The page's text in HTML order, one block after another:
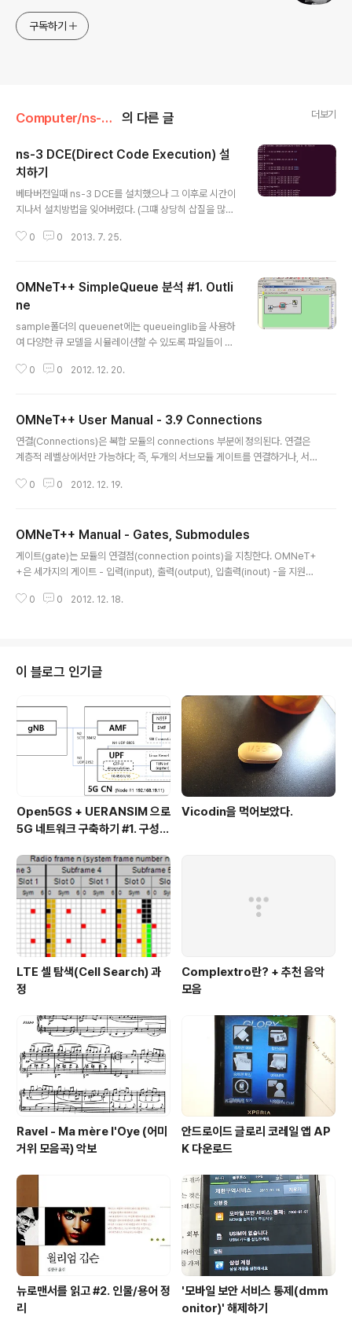
구독하기
Computer/ns-3/OMNeT++ 의 다른 글 더보기
ns-3 DCE(Direct Code Execution) 설
치하기
베타버전일때 ns-3 DCE를 설치했으나 그 이후로 시간이
지나서 설치방법을 잊어버렸다. (그떄 상당히 삽질을 많이
리고 특수하게 설정해놓아 나에게만 오류가 발생하는줄 알
E(Direct Code Execution)이 편입되었는데, 사실은 편
입이라고 하기보다는 안정성과 유용성을 인정받아 ns측에
서 공식화 한 형태이다 아무튼 설치 방법은 http://www.n
snam.org/docs/dce/release/1.0/manual/singleht
ml/index.html 이곳에 있다. 단, ns-3 dce라고 구글링
하면 http://www-sop...
0 0 2013. 7. 25.
OMNeT++ SimpleQueue 분석 #1. Outli
ne
sample폴더의 queuenet에는 queueinglib을 사용하
여 다양한 큐 모델을 시뮬레이션할 수 있도록 파일들이 준
e가 있는데, source, server, sink의 세 구성요소를 통
용하여 '새로 구성한' OMNeT++ 프로젝트이며(그래도 S
impleQueue와 거의 유사하다), 이 과정에 대해서는 추
후에 자세히 다루려 한다. 아무튼 수행 결과로는 위에 첨부
차근차근 밟아가기로 한다. Omnetpp.ini[General] net
0 0 2012. 12. 20.
OMNeT++ User Manual - 3.9 Connections
연결(Connections)은 복합 모듈의 connections 부분에 정의된다. 연결은
계층적 레벨상에서만 가능하다; 즉, 두개의 서브모듈 게이트를 연결하거나, 서
부모 모듈상의 두개의 게이트를 연결할수는 있지만, 부모 모듈의 바깥쪽의 게이
결된다. 두개의 게이트를 하나의 채널로 연결시키기 위해, 화살표 두개를 사용
하고 그 사이에 채널 명세를 기입할 수 있다. @display와 같은 속성값을 연결
에 적용하는데에는 기존의 방법 그대로가 사용된다. 참고로, 입출력 게이트..
0 0 2012. 12. 19.
OMNeT++ Manual - Gates, Submodules
게이트(gate)는 모듈의 연결점(connection points)을 지칭한다. OMNeT+
+은 세가지의 게이트 - 입력(input), 출력(output), 입출력(inout) -을 지원하
입력이든 출력이든, 게이트는 다른 게이트에 연결할 수 있다. (복합 모듈 게이트
는 게이트 선언시에 대괄호([])안에 지정되는데, 이때 크기를 지정하지 않고도
([]) 선언 할 수도 있어, 모듈을 서브클래싱하거..
0 0 2012. 12. 18.
이 블로그 인기글
Open5GS + UERANSIM 으로
5G 네트워크 구축하기 #1. 구성
Vicodin을 먹어보았다.
LTE 셀 탐색(Cell Search) 과
정
Complextro란? + 추천 음악
모음
Ravel - Ma mère l'Oye (어미
거위 모음곡) 악보
안드로이드 글로리 코레일 앱 AP
K 다운로드
뉴로맨서를 읽고 #2. 인물/용어 정
리
'모바일 보안 서비스 통제(dmm
onitor)' 해제하기